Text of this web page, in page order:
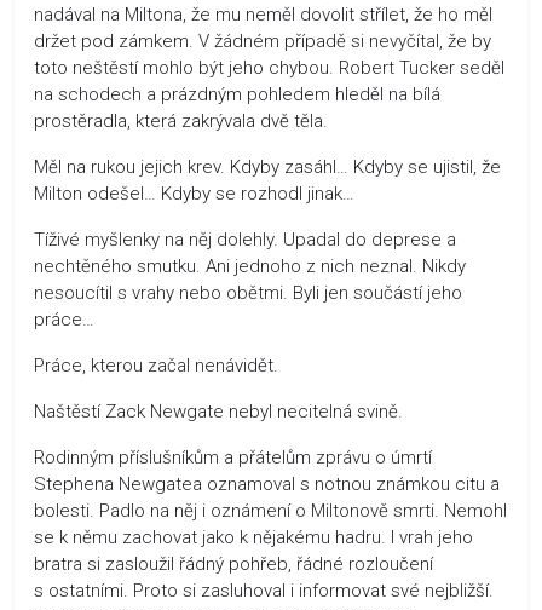
nadával na Miltona, že mu neměl dovolit střílet, že ho měl
držet pod zámkem. V žádném případě si nevyčítal, že by
toto neštěstí mohlo být jeho chybou. Robert Tucker seděl
na schodech a prázdným pohledem hleděl na bílá
prostěradla, která zakrývala dvě těla.
Měl na rukou jejich krev. Kdyby zasáhl… Kdyby se ujistil, že
Milton odešel… Kdyby se rozhodl jinak…
Tíživé myšlenky na něj dolehly. Upadal do deprese a
nechtěného smutku. Ani jednoho z nich neznal. Nikdy
nesoucítil s vrahy nebo obětmi. Byli jen součástí jeho
práce…
Práce, kterou začal nenávidět.
Naštěstí Zack Newgate nebyl necitelná svině.
Rodinným příslušníkům a přátelům zprávu o úmrtí
Stephena Newgatea oznamoval s notnou známkou citu a
bolesti. Padlo na něj i oznámení o Miltonově smrti. Nemohl
se k němu zachovat jako k nějakému hadru. I vrah jeho
bratra si zasloužil řádný pohřeb, řádné rozloučení
s ostatními. Proto si zasluhoval i informovat své nejbližší.